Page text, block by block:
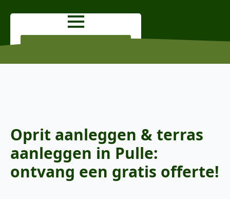
Oprit aanleggen & terras
aanleggen in Pulle:
ontvang een gratis offerte!